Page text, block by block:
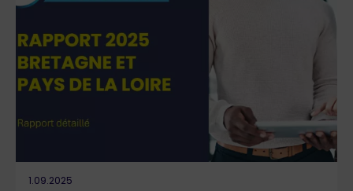
1.09.2025
Que recherchez-vous ?